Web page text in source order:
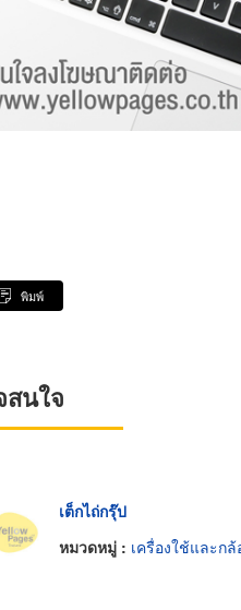
พิมพ์
นใจ
เต็กไถ่กรุ๊ป
หมวดหมู่ : เครื่องใช้และกล้องส่องเพ